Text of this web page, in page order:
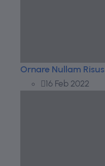
Ornare Nullam Risus
16 Feb 2022